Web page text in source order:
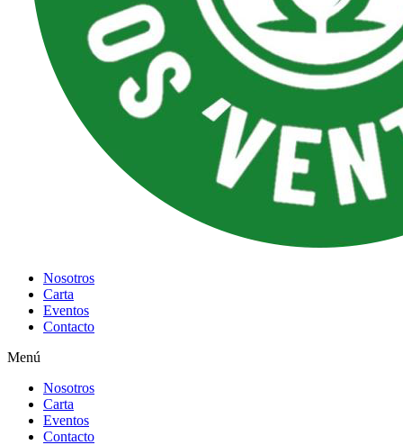
Nosotros
Carta
Eventos
Contacto
Menú
Nosotros
Carta
Eventos
Contacto